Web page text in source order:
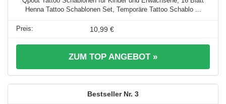
Henna Tattoo Schablonen Set, Temporäre Tattoo Schablo ...
10,99 €
ZUM TOP ANGEBOT »
3